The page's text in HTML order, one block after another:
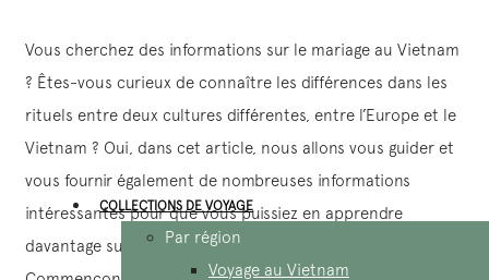
COLLECTIONS DE VOYAGE
Par région
Voyage au Vietnam
Vous cherchez des informations sur le mariage au Vietnam
? Êtes-vous curieux de connaître les différences dans les
rituels entre deux cultures différentes, entre l’Europe et le
Vietnam ? Oui, dans cet article, nous allons vous guider et
vous fournir également de nombreuses informations
intéressantes pour que vous puissiez en apprendre
davantage sur les coutumes matrimoniales de notre pays.